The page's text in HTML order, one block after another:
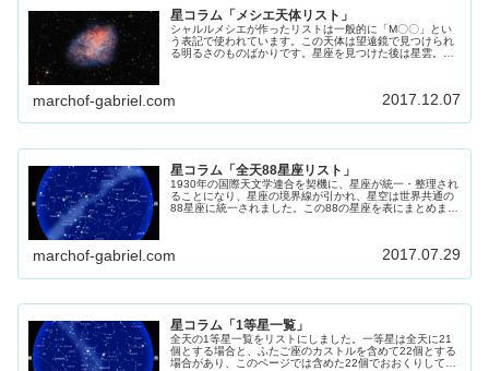
星コラム「メシエ天体リスト」
シャルルメシエが作ったリストは一般的に「M〇〇」とい
う表記で使われています。この天体は望遠鏡で見つけられ
る明るさのものばかりです。星座を見つけた後は星雲。星
marchof-gabriel.com 2017.12.07
星コラム「全天88星座リスト」
1930年の国際天文学連合を契機に、星座が統一・整理され
ることになり、星座の境界線が引かれ、星空は世界共通の
88星座に統一されました。この88の星座を表にまとめまし
marchof-gabriel.com 2017.07.29
星コラム「1等星一覧」
全天の1等星一覧をリストにしました。一等星は全天に21
個とする場合と、ふたご座のカストルを含めて22個とする
場合があり、このページでは含めた22個でおおくりしてま